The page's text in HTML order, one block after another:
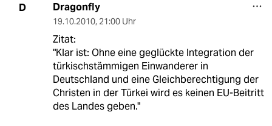
D Dragonfly
19.10.2010, 21:00 Uhr
Zitat:
"Klar ist: Ohne eine geglückte Integration der
türkischstämmigen Einwanderer in
Deutschland und eine Gleichberechtigung der
Christen in der Türkei wird es keinen EU-Beitritt
des Landes geben."